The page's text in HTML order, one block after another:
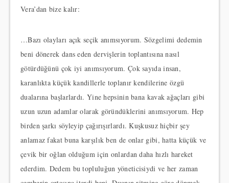
Vera’dan bize kalır:
…Bazı olayları açık seçik anımsıyorum. Sözgelimi dedemin
beni dönerek dans eden dervişlerin toplantısına nasıl
götürdüğünü çok iyi anımsıyorum. Çok sayıda insan,
karanlıkta küçük kandillerle toplanır kendilerine özgü
dualarına başlarlardı. Yine hepsinin bana kavak ağaçları gibi
uzun uzun adamlar olarak göründüklerini anımsıyorum. Hep
birden şarkı söyleyip çağırışırlardı. Kuşkusuz hiçbir şey
anlamaz fakat buna karşılık ben de onlar gibi, hatta küçük ve
çevik bir oğlan olduğum için onlardan daha hızlı hareket
ederdim. Dedem bu topluluğun yöneticisiydi ve her zaman